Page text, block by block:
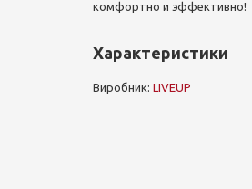
комфортно и эффективно!
Характеристики
Виробник: LIVEUP